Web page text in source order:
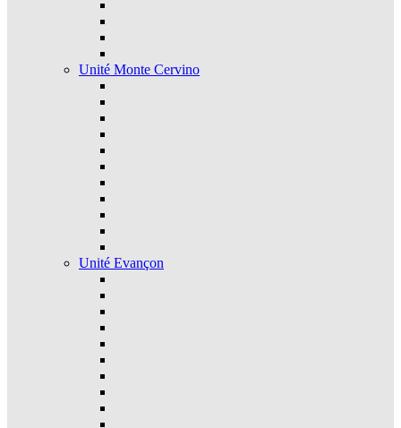
Unité Monte Cervino
Unité Evançon